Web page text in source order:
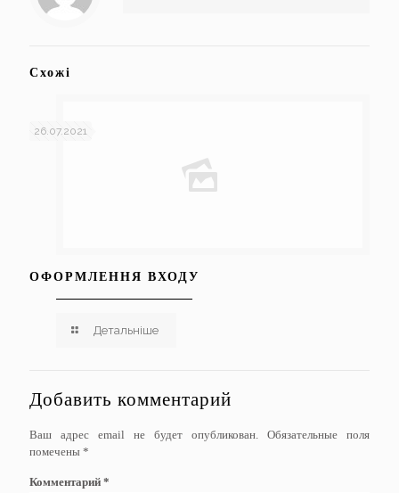
Схожі
26.07.2021
ОФОРМЛЕННЯ ВХОДУ
Детальніше
Добавить комментарий
Ваш адрес email не будет опубликован.
Обязательные поля
помечены *
Комментарий *